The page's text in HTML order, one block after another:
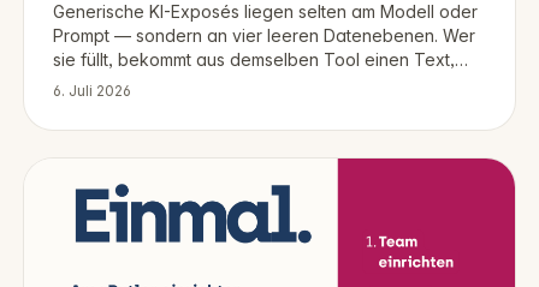
Generische KI-Exposés liegen selten am Modell oder
Prompt — sondern an vier leeren Datenebenen. Wer
sie füllt, bekommt aus demselben Tool einen Text,
der zu Objekt und Marke passt.
6. Juli 2026